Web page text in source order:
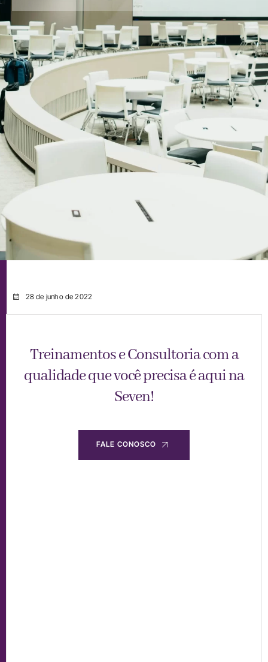
28 de junho de 2022
Treinamentos e Consultoria com a
qualidade que você precisa é aqui na
Seven!
FALE CONOSCO